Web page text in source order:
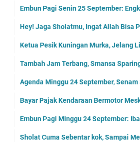
Embun Pagi Senin 25 September:
Hey! Jaga Sholatmu, Ingat Allah Bisa
Ketua Pesik Kuningan Murka, Jelang
Tambah Jam Terbang, Smansa
Agenda Minggu 24 September,
Bayar Pajak Kendaraan Bermotor
Embun Pagi Minggu 24 September:
Sholat Cuma Sebentar kok, Sampai